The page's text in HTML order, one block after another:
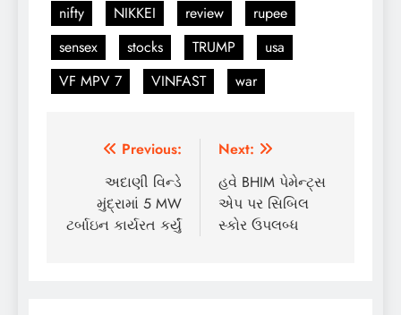
nifty NIKKEI review
rupee
sensex
stocks TRUMP
usa
VF MPV 7
VINFAST war
Post
navigation
Previous:
અદાણી વિન્ડે
મુંદ્રામાં 5 MW
ટર્બાઇન કાર્યરત કર્યું
Next:
હવે BHIM પેમેન્ટ્સ
એપ પર સિબિલ
સ્કોર ઉપલબ્ધ